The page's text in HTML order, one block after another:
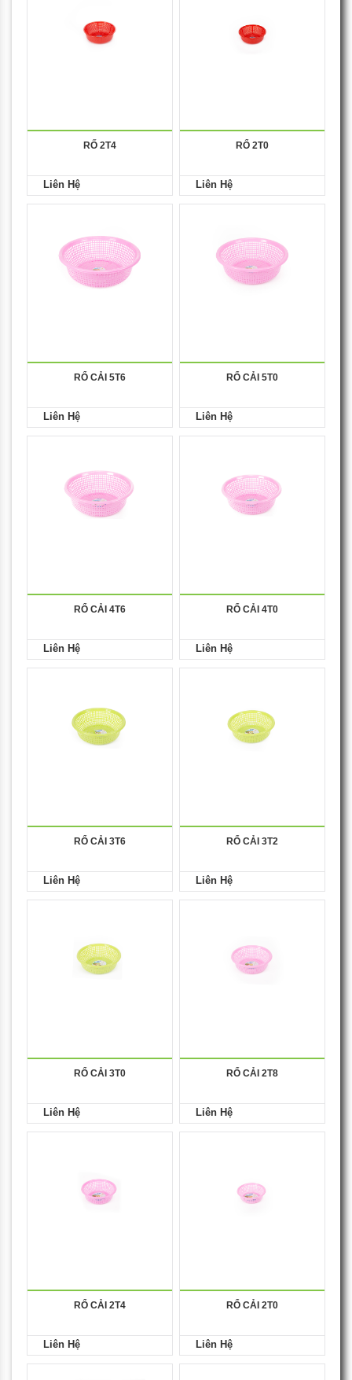
RỐ 2T4
Liên Hệ
RỔ 2T0
Liên Hệ
RỔ CẢI 5T6
Liên Hệ
RỔ CẢI 5T0
Liên Hệ
RỔ CẢI 4T6
Liên Hệ
RỔ CẢI 4T0
Liên Hệ
RỔ CẢI 3T6
Liên Hệ
RỔ CẢI 3T2
Liên Hệ
RỔ CẢI 3T0
Liên Hệ
RỔ CẢI 2T8
Liên Hệ
RỔ CẢI 2T4
Liên Hệ
RỔ CẢI 2T0
Liên Hệ